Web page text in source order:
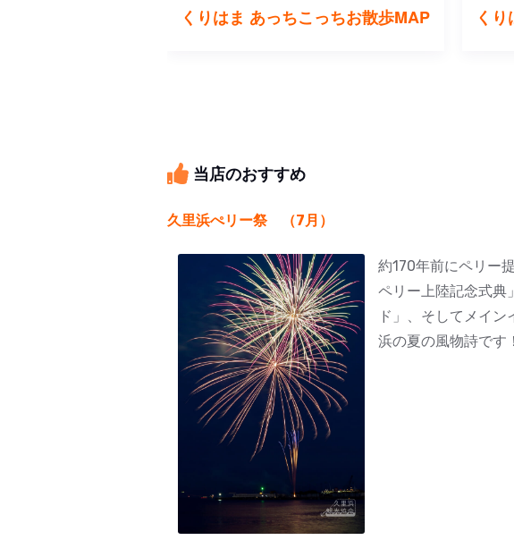
くりはま あっちこっちお散歩MAP く
当店のおすすめ
久里浜ぺリー祭 （7月）
約170年前にペリー
ペリー上陸記念式典
ド」、そしてメイ
浜の夏の風物詩です！